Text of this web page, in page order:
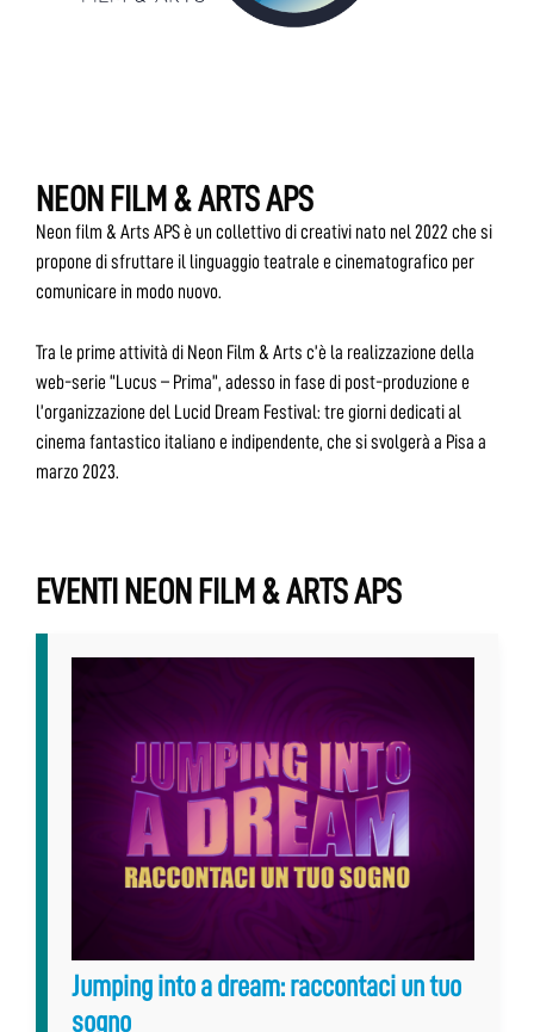
NEON FILM & ARTS APS
Neon film & Arts APS è un collettivo di creativi nato nel 2022 che si
propone di sfruttare il linguaggio teatrale e cinematografico per
comunicare in modo nuovo.
Tra le prime attività di Neon Film & Arts c’è la realizzazione della
web-serie “Lucus – Prima”, adesso in fase di post-produzione e
l’organizzazione del Lucid Dream Festival: tre giorni dedicati al
cinema fantastico italiano e indipendente, che si svolgerà a Pisa a
marzo 2023.
EVENTI NEON FILM & ARTS APS
Jumping into a dream: raccontaci un tuo
sogno